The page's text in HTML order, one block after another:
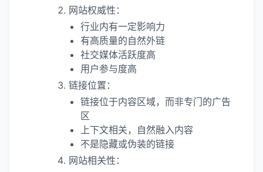
网站权威性：
行业内有一定影响力
有高质量的自然外链
社交媒体活跃度高
用户参与度高
链接位置：
链接位于内容区域，而非专门的广告
区
上下文相关，自然融入内容
不是隐藏或伪装的链接
网站相关性：